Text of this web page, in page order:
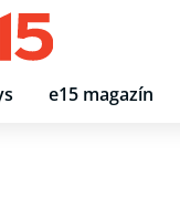
e15 magazín